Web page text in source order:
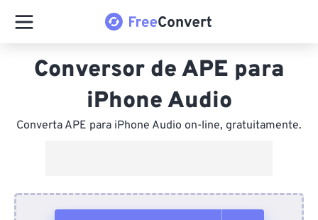
Conversor de APE para
iPhone Audio
Converta APE para iPhone Audio on-line, gratuitamente.